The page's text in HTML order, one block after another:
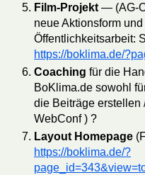
Film-Projekt — (AG-
neue Aktionsform
Öffentlichkeitsarbeit:
https://boklima.de/
Coaching für die
BoKlima.de sowohl
die Beiträge erstellen
WebConf ) ?
Layout Homepage
https://boklima.de/?